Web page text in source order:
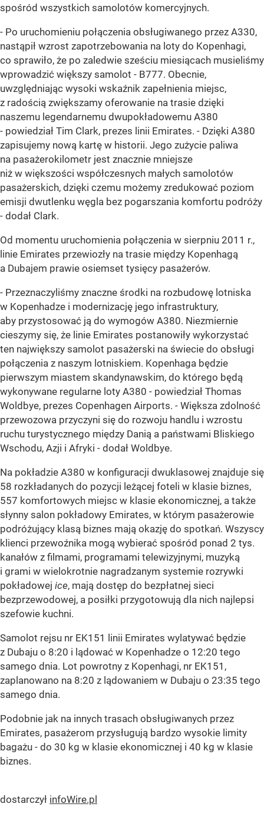
spośród wszystkich samolotów komercyjnych.
- Po uruchomieniu połączenia obsługiwanego przez A330,
nastąpił wzrost zapotrzebowania na loty do Kopenhagi,
co sprawiło, że po zaledwie sześciu miesiącach musieliśmy
wprowadzić większy samolot - B777. Obecnie,
uwzględniając wysoki wskaźnik zapełnienia miejsc,
z radością zwiększamy oferowanie na trasie dzięki
naszemu legendarnemu dwupokładowemu A380
- powiedział Tim Clark, prezes linii Emirates. - Dzięki A380
zapisujemy nową kartę w historii. Jego zużycie paliwa
na pasażerokilometr jest znacznie mniejsze
niż w większości współczesnych małych samolotów
pasażerskich, dzięki czemu możemy zredukować poziom
emisji dwutlenku węgla bez pogarszania komfortu podróży
- dodał Clark.
Od momentu uruchomienia połączenia w sierpniu 2011 r.,
linie Emirates przewiozły na trasie między Kopenhagą
a Dubajem prawie osiemset tysięcy pasażerów.
- Przeznaczyliśmy znaczne środki na rozbudowę lotniska
w Kopenhadze i modernizację jego infrastruktury,
aby przystosować ją do wymogów A380. Niezmiernie
cieszymy się, że linie Emirates postanowiły wykorzystać
ten największy samolot pasażerski na świecie do obsługi
połączenia z naszym lotniskiem. Kopenhaga będzie
pierwszym miastem skandynawskim, do którego będą
wykonywane regularne loty A380 - powiedział Thomas
Woldbye, prezes Copenhagen Airports. - Większa zdolność
przewozowa przyczyni się do rozwoju handlu i wzrostu
ruchu turystycznego między Danią a państwami Bliskiego
Wschodu, Azji i Afryki - dodał Woldbye.
Na pokładzie A380 w konfiguracji dwuklasowej znajduje się
58 rozkładanych do pozycji leżącej foteli w klasie biznes,
557 komfortowych miejsc w klasie ekonomicznej, a także
słynny salon pokładowy Emirates, w którym pasażerowie
podróżujący klasą biznes mają okazję do spotkań. Wszyscy
klienci przewoźnika mogą wybierać spośród ponad 2 tys.
kanałów z filmami, programami telewizyjnymi, muzyką
i grami w wielokrotnie nagradzanym systemie rozrywki
pokładowej ice, mają dostęp do bezpłatnej sieci
bezprzewodowej, a posiłki przygotowują dla nich najlepsi
szefowie kuchni.
Samolot rejsu nr EK151 linii Emirates wylatywać będzie
z Dubaju o 8:20 i lądować w Kopenhadze o 12:20 tego
samego dnia. Lot powrotny z Kopenhagi, nr EK151,
zaplanowano na 8:20 z lądowaniem w Dubaju o 23:35 tego
samego dnia.
Podobnie jak na innych trasach obsługiwanych przez
Emirates, pasażerom przysługują bardzo wysokie limity
bagażu - do 30 kg w klasie ekonomicznej i 40 kg w klasie
biznes.
dostarczył infoWire.pl